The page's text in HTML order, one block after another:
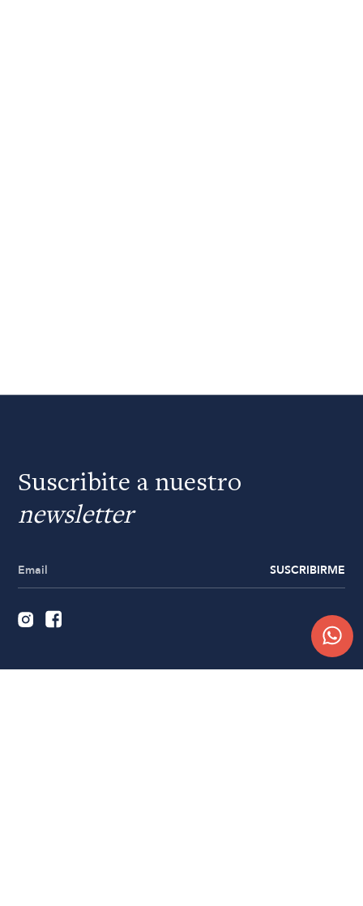
Suscribite a nuestro
newsletter
SUSCRIBIRME